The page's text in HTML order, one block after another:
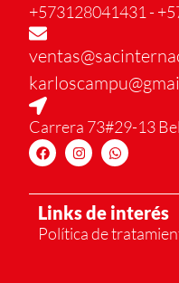
+573128041431 -
Carrera 73#29-13
Links de interés
Política de